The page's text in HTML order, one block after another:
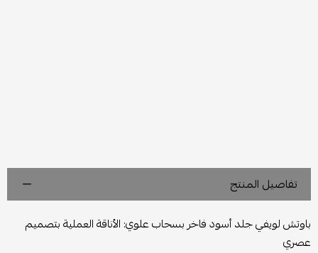
تفاصيل المنتج
باوتش لويفي جلد أسود فاخر بسحاب علوي: الأناقة العملية بتصميم
عصري